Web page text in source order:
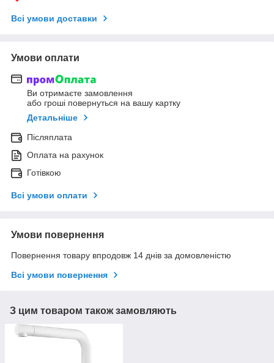
Всі умови доставки
Умови оплати
Ви отримаєте замовлення
або гроші повернуться на вашу картку
Детальніше
Післяплата
Оплата на рахунок
Готівкою
Всі умови оплати
Умови повернення
Повернення товару впродовж 14 днів за домовленістю
Всі умови повернення
З цим товаром також замовляють